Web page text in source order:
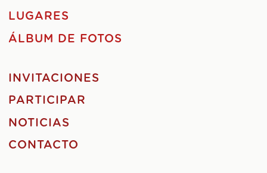
LUGARES
ÁLBUM DE FOTOS
INVITACIONES
PARTICIPAR
NOTICIAS
CONTACTO